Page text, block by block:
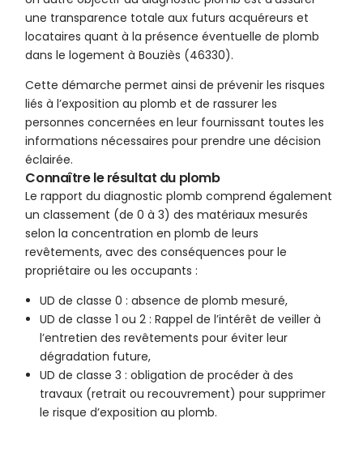
une transparence totale aux futurs acquéreurs et
locataires quant à la présence éventuelle de plomb
dans le logement à Bouziès (46330).
Cette démarche permet ainsi de prévenir les risques
liés à l’exposition au plomb et de rassurer les
personnes concernées en leur fournissant toutes les
informations nécessaires pour prendre une décision
éclairée.
Connaître le résultat du plomb
Le rapport du diagnostic plomb comprend également
un classement (de 0 à 3) des matériaux mesurés
selon la concentration en plomb de leurs
revêtements, avec des conséquences pour le
propriétaire ou les occupants :
UD de classe 0 : absence de plomb mesuré,
UD de classe 1 ou 2 : Rappel de l’intérêt de veiller à
l’entretien des revêtements pour éviter leur
dégradation future,
UD de classe 3 : obligation de procéder à des
travaux (retrait ou recouvrement) pour supprimer
le risque d’exposition au plomb.